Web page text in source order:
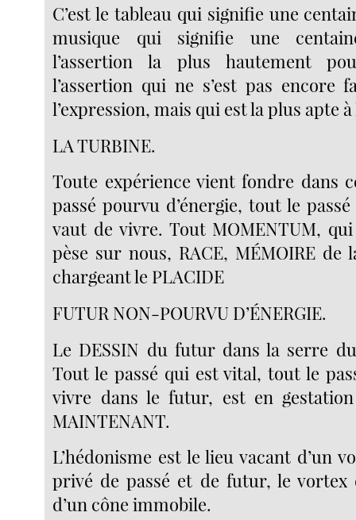
C’est le tableau qui signifie une
musique qui signifie une
l’assertion la plus hautement
l’assertion qui ne s’est pas encore
l’expression, mais qui est la plus apte
LA TURBINE.
Toute expérience vient fondre dans
passé pourvu d’énergie, tout le
vaut de vivre. Tout MOMENTUM,
pèse sur nous, RACE, MÉMOIRE de
chargeant le PLACIDE
FUTUR NON-POURVU D’ÉNERGIE.
Le DESSIN du futur dans la serre
Tout le passé qui est vital, tout le
vivre dans le futur, est en
MAINTENANT.
L’hédonisme est le lieu vacant d’un
privé de passé et de futur, le vortex
d’un cône immobile.